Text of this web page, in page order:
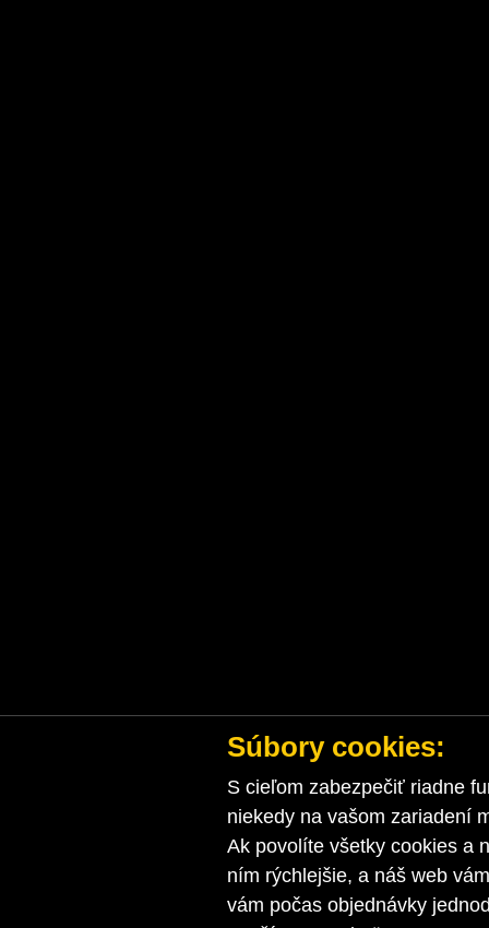
Súbory cookies:
S cieľom zabezpečiť riadne
niekedy na vašom zariadení
Ak povolíte všetky cookies a
ním rýchlejšie, a náš web
vám počas objednávky